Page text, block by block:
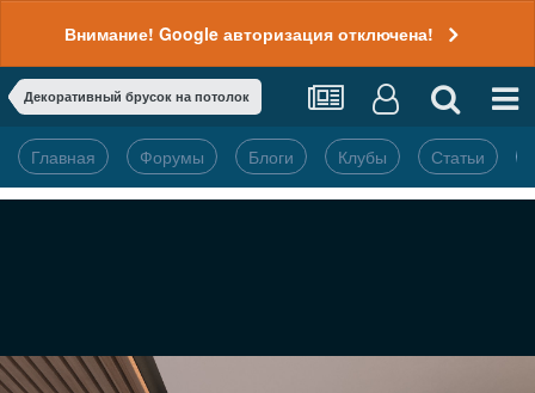
Внимание! Google авторизация отключена!
Декоративный брусок на потолок
Главная Форумы Блоги Клубы Статьи